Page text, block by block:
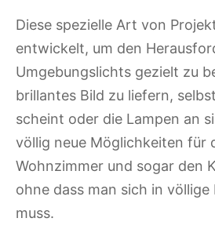
Diese spezielle Art von
entwickelt, um den
Umgebungslichts gezielt zu
brillantes Bild zu liefern,
scheint oder die Lampen an
völlig neue Möglichkeiten für
Wohnzimmer und sogar den
ohne dass man sich in völlige
muss.